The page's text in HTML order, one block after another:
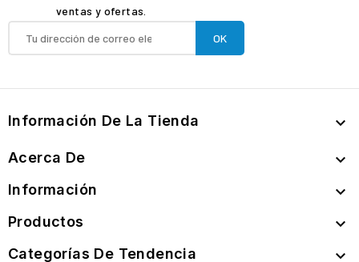
ventas y ofertas.
Información De La Tienda 
Acerca De 
Información 
Productos 
Categorías De Tendencia 